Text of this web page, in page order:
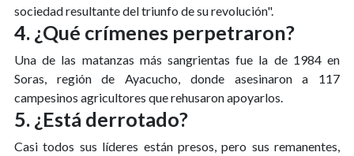
sociedad resultante del triunfo de su revolución".
4. ¿Qué crímenes perpetraron?
Una de las matanzas más sangrientas fue la de 1984 en
Soras, región de Ayacucho, donde asesinaron a 117
campesinos agricultores que rehusaron apoyarlos.
5. ¿Está derrotado?
Casi todos sus líderes están presos, pero sus remanentes,